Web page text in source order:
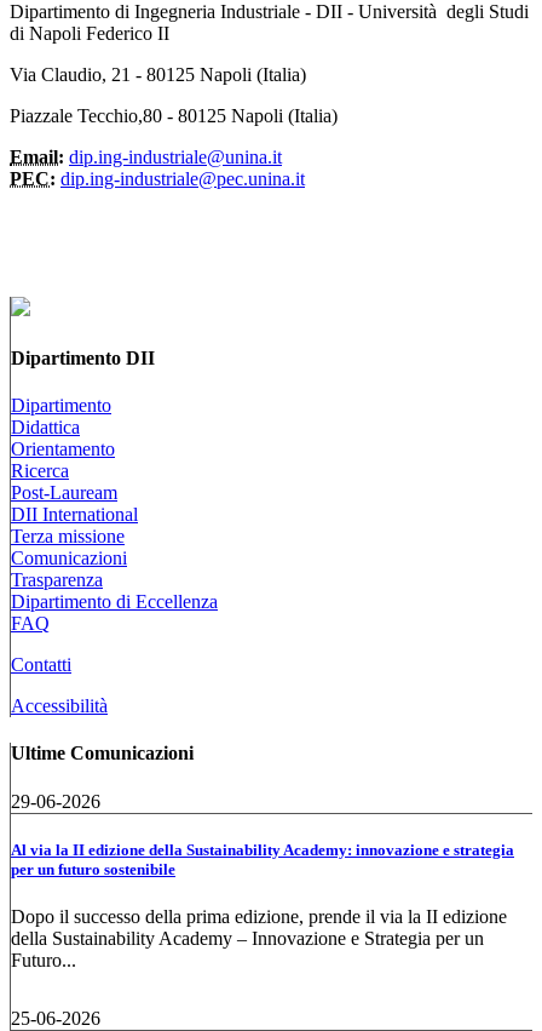
Dipartimento di Ingegneria Industriale - DII - Università degli Studi
di Napoli Federico II
Via Claudio, 21 - 80125 Napoli (Italia)
Piazzale Tecchio,80 - 80125 Napoli (Italia)
Email: dip.ing-industriale@unina.it
PEC: dip.ing-industriale@pec.unina.it
Dipartimento DII
Dipartimento
Didattica
Orientamento
Ricerca
Post-Lauream
DII International
Terza missione
Comunicazioni
Trasparenza
Dipartimento di Eccellenza
FAQ
Contatti
Accessibilità
Ultime Comunicazioni
29-06-2026
Al via la II edizione della Sustainability Academy: innovazione e strategia
per un futuro sostenibile
Dopo il successo della prima edizione, prende il via la II edizione
della Sustainability Academy – Innovazione e Strategia per un
Futuro...
25-06-2026